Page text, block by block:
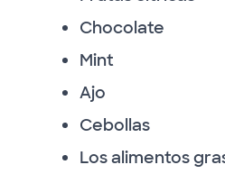
Chocolate
Mint
Ajo
Cebollas
Los alimentos